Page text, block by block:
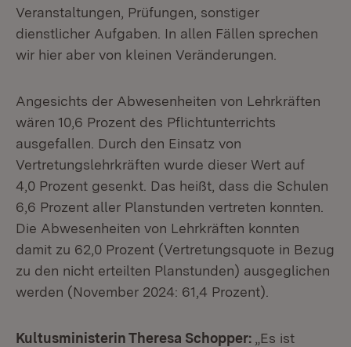
Veranstaltungen, Prüfungen, sonstiger
dienstlicher Aufgaben. In allen Fällen sprechen
wir hier aber von kleinen Veränderungen.
Angesichts der Abwesenheiten von Lehrkräften
wären 10,6 Prozent des Pflichtunterrichts
ausgefallen. Durch den Einsatz von
Vertretungslehrkräften wurde dieser Wert auf
4,0 Prozent gesenkt. Das heißt, dass die Schulen
6,6 Prozent aller Planstunden vertreten konnten.
Die Abwesenheiten von Lehrkräften konnten
damit zu 62,0 Prozent (Vertretungsquote in Bezug
zu den nicht erteilten Planstunden) ausgeglichen
werden (November 2024: 61,4 Prozent).
Kultusministerin Theresa Schopper: „Es ist